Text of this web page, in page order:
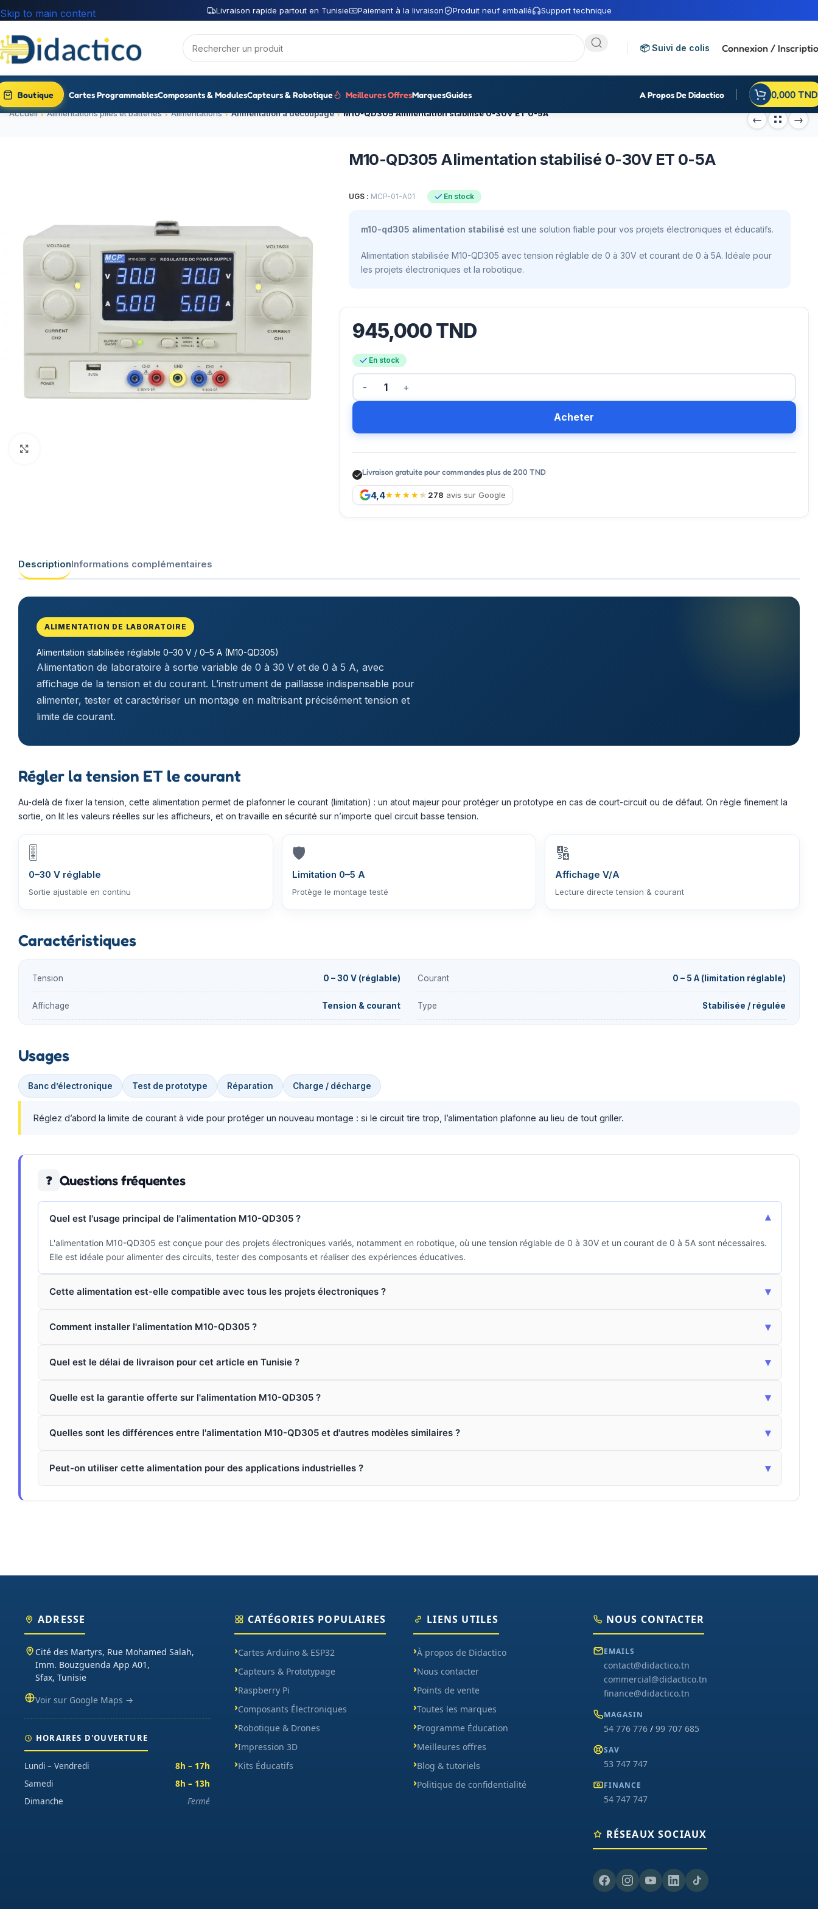
Livraison rapide partout en Tunisie Paiement à la livraison Produit neuf emballé Support technique
Skip to main content
📦 Suivi de colis Connexion /
Boutique Cartes ProgrammablesComposants & ModulesCapteurs & Robotique Meilleures OffresMarquesGuides A Propos De Didactico 0,000 TND
Accueil Alimentations piles et batteries Alimentations Alimentation a découpage M10-QD305 Alimentation stabilisé 0-30V ET 0-5A
M10-QD305 Alimentation stabilisé 0-30V ET 0-5A
UGS : MCP-01-A01 En stock
m10-qd305 alimentation stabilisé est une solution fiable pour vos projets électroniques et éducatifs.
Alimentation stabilisée M10-QD305 avec tension réglable de 0 à 30V et courant de 0 à 5A. Idéale pour
les projets électroniques et la robotique.
945,000TND
En stock
Acheter
Livraison gratuite pour commandes plus de 200 TND
4,4 278 avis sur Google
DescriptionInformations complémentaires
ALIMENTATION DE LABORATOIRE
Alimentation stabilisée réglable 0–30 V / 0–5 A (M10-QD305)
Alimentation de laboratoire à sortie variable de 0 à 30 V et de 0 à 5 A, avec
affichage de la tension et du courant. L’instrument de paillasse indispensable pour
alimenter, tester et caractériser un montage en maîtrisant précisément tension et
limite de courant.
Régler la tension ET le courant
Au-delà de fixer la tension, cette alimentation permet de plafonner le courant (limitation) : un atout majeur pour protéger un prototype en cas de court-circuit ou de défaut. On règle finement la
sortie, on lit les valeurs réelles sur les afficheurs, et on travaille en sécurité sur n’importe quel circuit basse tension.
🎚️
0–30 V réglable
Sortie ajustable en continu
🛡️
Limitation 0–5 A
Protège le montage testé
🔢
Affichage V/A
Lecture directe tension & courant
Caractéristiques
Tension 0 – 30 V (réglable) Courant 0 – 5 A (limitation réglable)
Affichage Tension & courant Type Stabilisée / régulée
Usages
Banc d’électronique Test de prototype Réparation Charge / décharge
Réglez d’abord la limite de courant à vide pour protéger un nouveau montage : si le circuit tire trop, l’alimentation plafonne au lieu de tout griller.
❓ Questions fréquentes
Quel est l'usage principal de l'alimentation M10-QD305 ? ▾
L'alimentation M10-QD305 est conçue pour des projets électroniques variés, notamment en robotique, où une tension réglable de 0 à 30V et un courant de 0 à 5A sont nécessaires.
Elle est idéale pour alimenter des circuits, tester des composants et réaliser des expériences éducatives.
Cette alimentation est-elle compatible avec tous les projets électroniques ? ▾
Comment installer l'alimentation M10-QD305 ? ▾
Quel est le délai de livraison pour cet article en Tunisie ? ▾
Quelle est la garantie offerte sur l'alimentation M10-QD305 ? ▾
Quelles sont les différences entre l'alimentation M10-QD305 et d'autres modèles similaires ? ▾
Peut-on utiliser cette alimentation pour des applications industrielles ? ▾
ADRESSE
Cité des Martyrs, Rue Mohamed Salah,
Imm. Bouzguenda App A01,
Sfax, Tunisie
Voir sur Google Maps →
HORAIRES D'OUVERTURE
Lundi – Vendredi
8h – 17h
Samedi
8h – 13h
Dimanche
Fermé
CATÉGORIES POPULAIRES
Cartes Arduino & ESP32
Capteurs & Prototypage
Raspberry Pi
Composants Électroniques
Robotique & Drones
Impression 3D
Kits Éducatifs
LIENS UTILES
À propos de Didactico
Nous contacter
Points de vente
Toutes les marques
Programme Éducation
Meilleures offres
Blog & tutoriels
Politique de confidentialité
NOUS CONTACTER
EMAILS
contact@didactico.tn
commercial@didactico.tn
finance@didactico.tn
MAGASIN
54 776 776/ 99 707 685
SAV
53 747 747
FINANCE
54 747 747
RÉSEAUX SOCIAUX